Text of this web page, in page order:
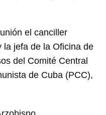
el canciller
la jefa de la Oficina de
del Comité Central
de Cuba (PCC),